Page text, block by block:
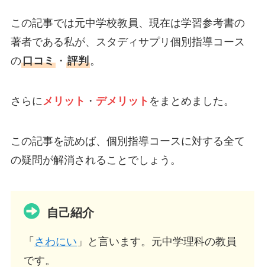
この記事では元中学校教員、現在は学習参考書の
著者である私が、スタディサプリ個別指導コース
の口コミ・ 評判。
さらに メリット ・ デメリット をまとめました。
この記事を読めば、個別指導コースに対する全て
の疑問が解消されることでしょう。
自己紹介
「 さわにい 」と言います。元中学理科の教員
です。